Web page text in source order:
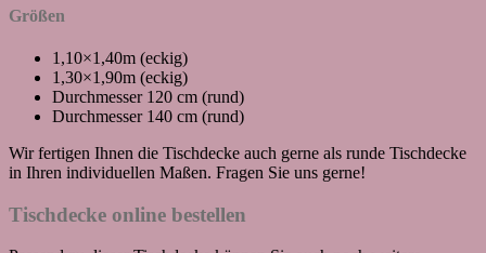
Größen
1,10×1,40m (eckig)
1,30×1,90m (eckig)
Durchmesser 120 cm (rund)
Durchmesser 140 cm (rund)
Wir fertigen Ihnen die Tischdecke auch gerne als runde Tischdecke
in Ihren individuellen Maßen. Fragen Sie uns gerne!
Tischdecke online bestellen